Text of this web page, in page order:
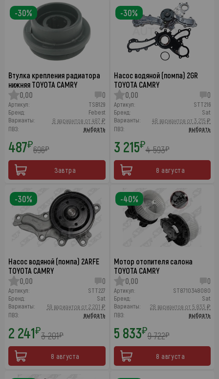
Втулка крепления радиатора
нижняя TOYOTA CAMRY
0,00
0
Артикул:
TSB129
Бренд:
Febest
Варианты:
8 вариантов от 487 ₽
ПВЗ:
выбрать
487₽696₽
Завтра
-30%
Насос водяной (помпа) 2GR
TOYOTA CAMRY
0,00
0
Артикул:
STT216
Бренд:
Sat
Варианты:
48 вариантов от 3 215 ₽
ПВЗ:
выбрать
3 215₽4 593₽
8 августа
-30%
Насос водяной (помпа) 2ARFE
TOYOTA CAMRY
0,00
0
Артикул:
STT227
Бренд:
Sat
Варианты:
59 вариантов от 2 201 ₽
ПВЗ:
выбрать
2 241₽3 201₽
8 августа
-30%
Мотор отопителя салона
TOYOTA CAMRY
0,00
0
Артикул:
ST8710348080
Бренд:
Sat
Варианты:
28 вариантов от 5 833 ₽
ПВЗ:
выбрать
5 833₽9 722₽
8 августа
-40%